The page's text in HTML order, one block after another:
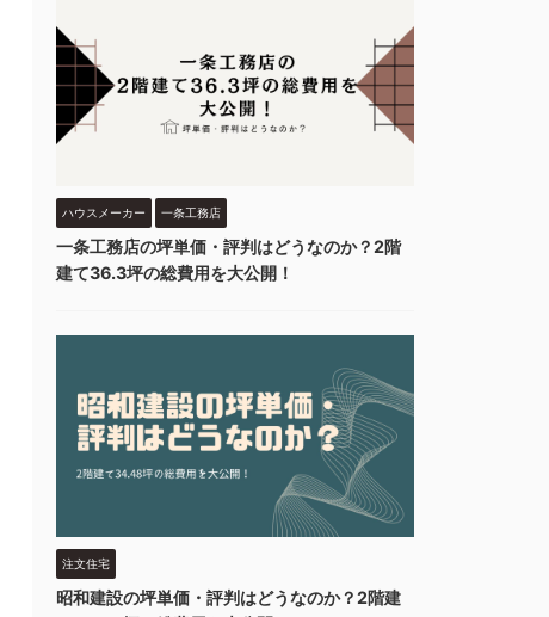
ハウスメーカー 一条工務店
一条工務店の坪単価・評判はどうなのか？2階
建て36.3坪の総費用を大公開！
注文住宅
昭和建設の坪単価・評判はどうなのか？2階建